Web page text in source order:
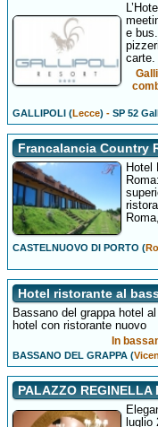
e
carte.
GALLIPOLI (Lecce) -SP 52
Francalancia Country
Hotel
CASTELNUOVO DI PORTO (
Hotel ristorante al
Bassano del grappa hotel
hotel con ristorante nuovo
In
BASSANO DEL GRAPPA (
PALAZZO REGINELLA